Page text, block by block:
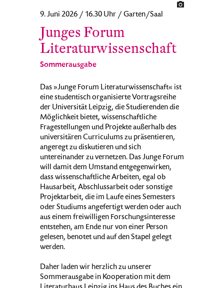
9. Juni 2026 / 16.30 Uhr / Garten/Saal
Junges Forum
Literaturwissenschaft
Sommerausgabe
Das »Junge Forum Literaturwissenschaft« ist
eine studentisch organisierte Vortragsreihe
der Universität Leipzig, die Studierenden die
Möglichkeit bietet, wissenschaftliche
Fragestellungen und Projekte außerhalb des
universitären Curriculums zu präsentieren,
angeregt zu diskutieren und sich
untereinander zu vernetzen. Das Junge Forum
will damit dem Umstand entgegenwirken,
dass wissenschaftliche Arbeiten, egal ob
Hausarbeit, Abschlussarbeit oder sonstige
Projektarbeit, die im Laufe eines Semesters
oder Studiums angefertigt werden oder auch
aus einem freiwilligen Forschungsinteresse
entstehen, am Ende nur von einer Person
gelesen, benotet und auf den Stapel gelegt
werden.
Daher laden wir herzlich zu unserer
Sommerausgabe in Kooperation mit dem